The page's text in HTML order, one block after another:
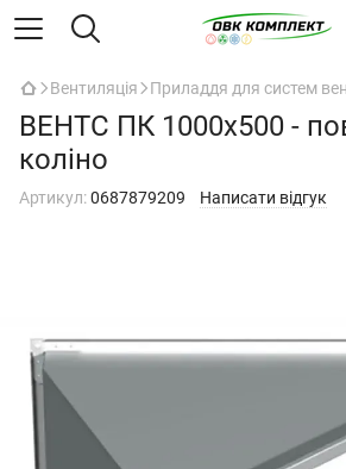
Вентиляція Приладдя для систем
ВЕНТС ПК 1000х500 -
коліно
Артикул:0687879209 Написати відгук